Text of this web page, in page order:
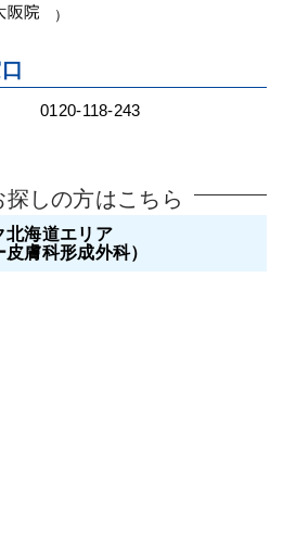
）
0120-118-243
しの方はこちら
北海道エリア
膚科形成外科）